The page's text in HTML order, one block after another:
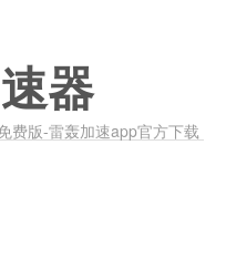
器
费版-雷轰加速app官方下载